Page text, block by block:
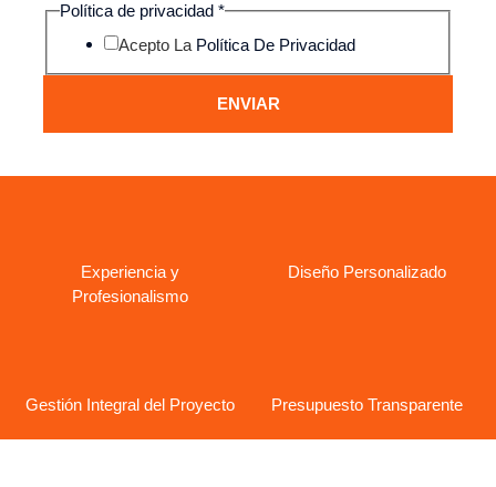
Política de privacidad*
Acepto La Política De Privacidad
ENVIAR
Experiencia y
Profesionalismo
Diseño Personalizado
Gestión Integral del Proyecto Presupuesto Transparente